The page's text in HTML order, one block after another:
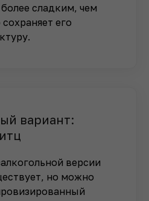
сладким, чем
его
вариант:
версии
но можно